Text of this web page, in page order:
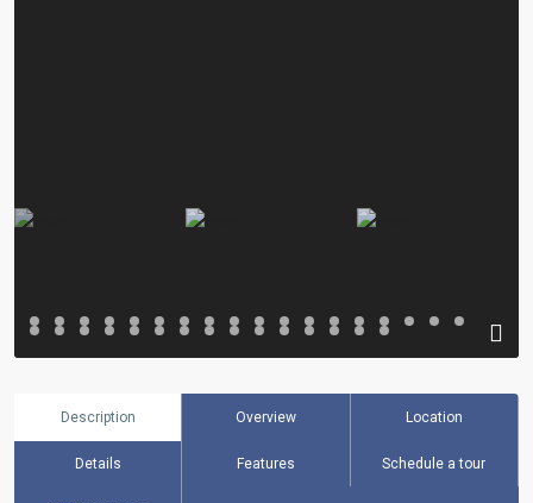
Description Overview Location
Details Features Schedule a tour